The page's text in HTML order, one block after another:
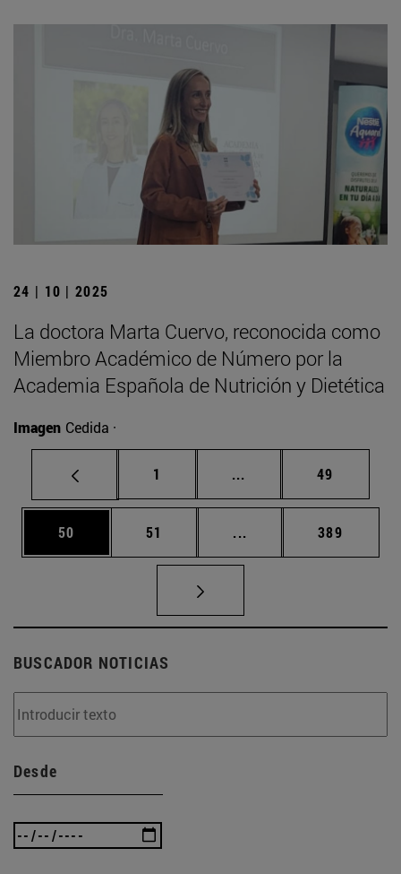
24 | 10 | 2025
La doctora Marta Cuervo, reconocida como
Miembro Académico de Número por la
Academia Española de Nutrición y Dietética
Imagen Cedida ·
Página
1 ... Páginas intermedias
Página
49
Página
50 Página
51 ... Páginas intermedias
Página
389
BUSCADOR NOTICIAS
Desde